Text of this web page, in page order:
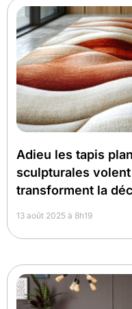
Adieu les tapis
sculpturales
transforment la
13 août 2025 à 8h19